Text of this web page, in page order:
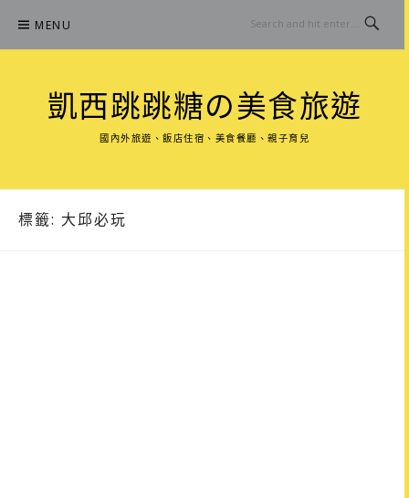
content
MENU
凱西跳跳糖の美食旅遊
國內外旅遊、飯店住宿、美食餐廳、親子育兒
標籤: 大邱必玩